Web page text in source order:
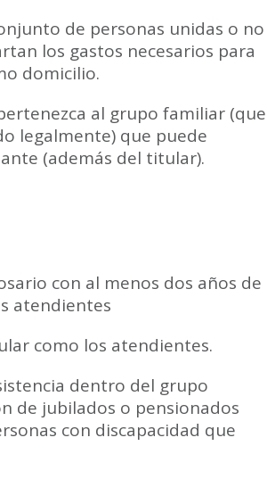
de personas unidas o no
los gastos necesarios para
domicilio.
al grupo familiar (que
legalmente) que puede
(además del titular).
con al menos dos años de
atendientes
como los atendientes.
dentro del grupo
de jubilados o pensionados
con discapacidad que